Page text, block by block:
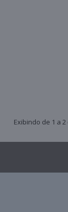
Exibindo de 1 a